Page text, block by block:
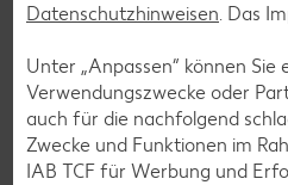
Rezepte
Datenschutzhinweisen. Das
Unter „Anpassen“ können Sie
Verwendungszwecke oder
auch für die nachfolgend
Zwecke und Funktionen im
IAB TCF für Werbung und